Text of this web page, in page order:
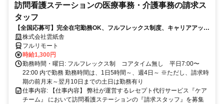
訪問看護ステーションの医療事務・介護事務の請求ス
タッフ
【全国応募可】完全在宅勤務OK、フルフレックス制度、キャリアアップ
可のお仕事です！
株式会社雲紙舎
フルリモート
時給1,300円
勤務時間・曜日: フルフレックス制 コアタイム無し 平日7:00〜
22:00 内で勤務 勤務時間は、1日5時間～、週4日～ ※ただし、請求時
期の前月末～翌月10日までの土日は勤務有り
仕事内容: 【仕事内容】 弊社が運営するレセプト代行サービス『ケア
チーム』 において訪問看護ステーションの『請求スタッフ』を募集